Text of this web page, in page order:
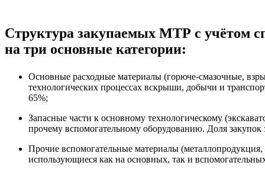
Структура закупаемых МТР с учётом
на три основные категории:
Основные расходные материалы (горюче-смазочные,
технологических процессах вскрыши, добычи и
65%;
Запасные части к основному технологическому
прочему вспомогательному оборудованию. Доля закупок
Прочие вспомогательные материалы
использующиеся как на основных, так и